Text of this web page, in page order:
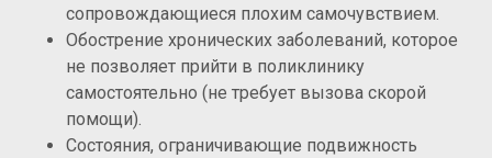
сопровождающиеся плохим самочувствием.
Обострение хронических заболеваний, которое
не позволяет прийти в поликлинику
самостоятельно (не требует вызова скорой
помощи).
Состояния, ограничивающие подвижность